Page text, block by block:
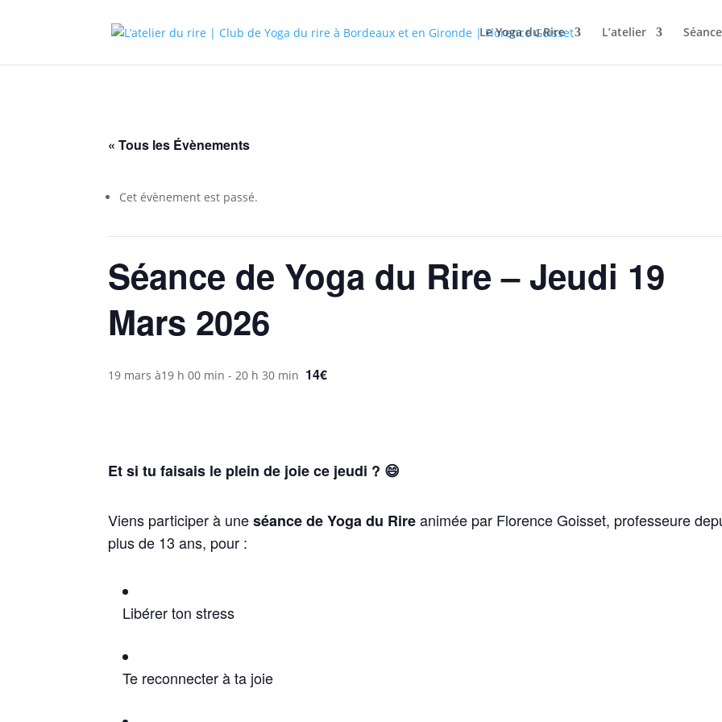
Le Yoga du Rire L’atelier
« Tous les Évènements
Cet évènement est passé.
Séance de Yoga du Rire – Jeudi 19
Mars 2026
19 mars à19 h 00 min -20 h 30 min 14€
Et si tu faisais le plein de joie ce jeudi ? 😄
Viens participer à uneséance de Yoga du Rireanimée par Florence Goisset, professeure
plus de 13 ans, pour :
Libérer ton stress
Te reconnecter à ta joie